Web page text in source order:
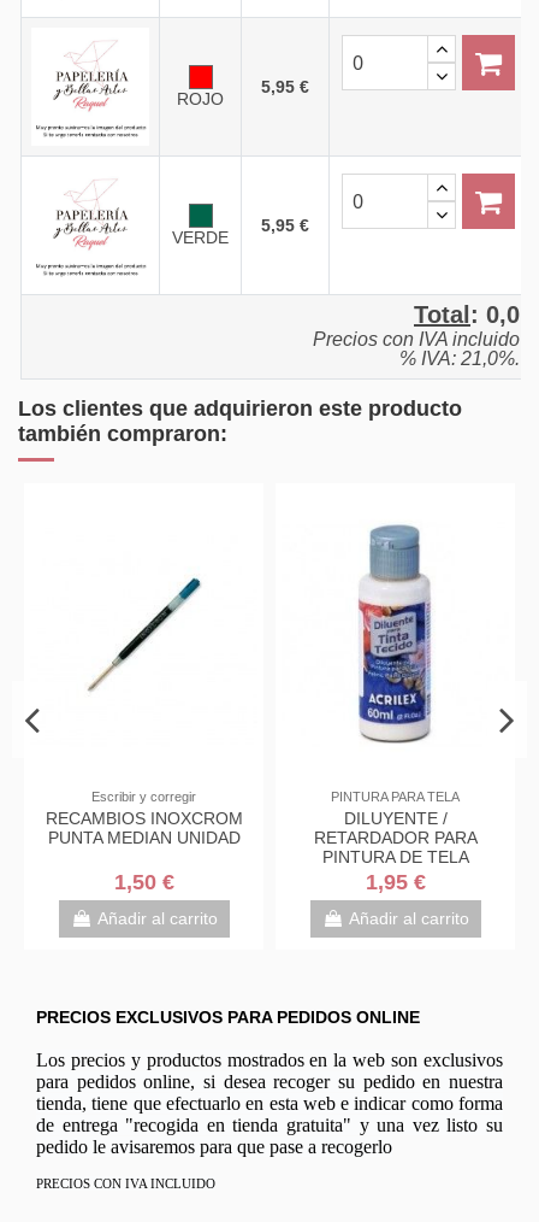
ROJO
5,95 €
VERDE
5,95 €
Total : 0,0
Precios con IVA incluido
% IVA: 21,0%.
Los clientes que adquirieron este producto
también compraron:
Escribir y corregir
RECAMBIOS INOXCROM
PUNTA MEDIAN UNIDAD
1,50 €
Añadir al carrito
PINTURA PARA TELA
DILUYENTE /
RETARDADOR PARA
PINTURA DE TELA
ACRILEX 60ML
1,95 €
Añadir al carrito
PRECIOS EXCLUSIVOS PARA PEDIDOS ONLINE
Los precios y productos mostrados en la web son exclusivos
para pedidos online, si desea recoger su pedido en nuestra
tienda, tiene que efectuarlo en esta web e indicar como forma
de entrega "recogida en tienda gratuita" y una vez listo su
pedido le avisaremos para que pase a recogerlo
PRECIOS CON IVA INCLUIDO